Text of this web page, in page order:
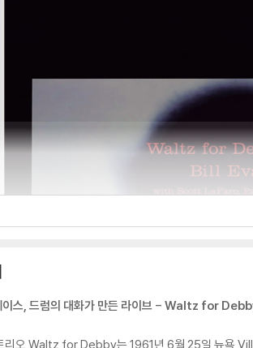
이스, 드럼의 대화가 만든 라이브 - Waltz for
리오 Waltz for Debby는 1961년 6월 25일 뉴욕